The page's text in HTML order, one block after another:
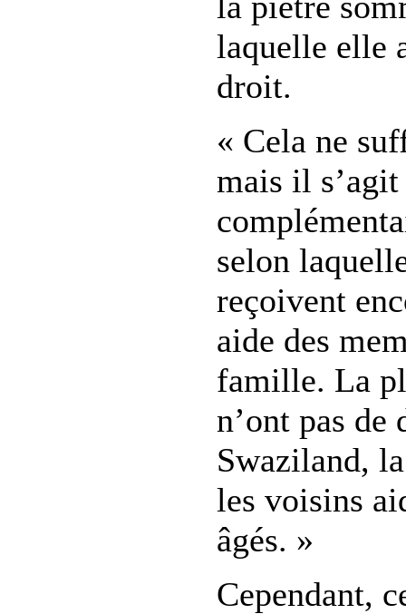
laquelle elle
droit.
« Cela ne
mais il s’agit
selon
reçoivent
aide des
famille. La
n’ont pas
Swaziland,
les voisins
âgés. »
Cependant,